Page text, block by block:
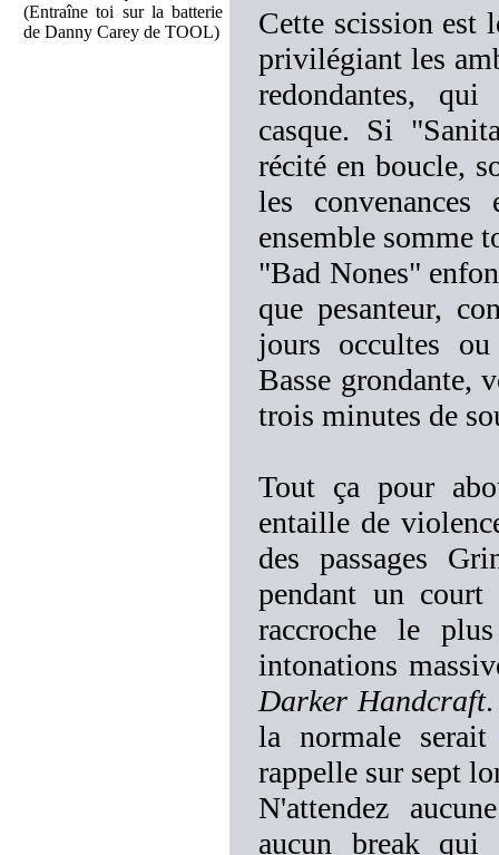
(Entraîne toi sur la batterie
de Danny Carey de TOOL)
Cette scission est
privilégiant les
redondantes,
casque. Si
récité en boucle,
les
ensemble somme
"Bad Nones"
que pesanteur,
jours occultes
Basse grondante,
trois minutes de
Tout ça pour
entaille de
des passages
pendant un
raccroche le
intonations
Darker Handcraft
la normale
rappelle sur sept
N'attendez
aucun break qui